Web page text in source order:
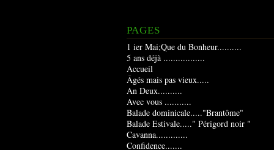
PAGES
1 ier Mai;Que du Bonheur..........
5 ans déjà .................
Accueil
Âgés mais pas vieux.....
An Deux..........
Avec vous ...........
Balade dominicale....."Brantôme"
Balade Estivale....." Périgord noir "
Cavanna.............
Confidence.......